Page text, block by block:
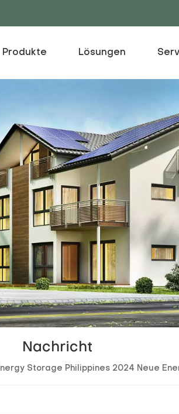
Produkte Lösungen
Nachricht
Storage Philippines 2024 Neue